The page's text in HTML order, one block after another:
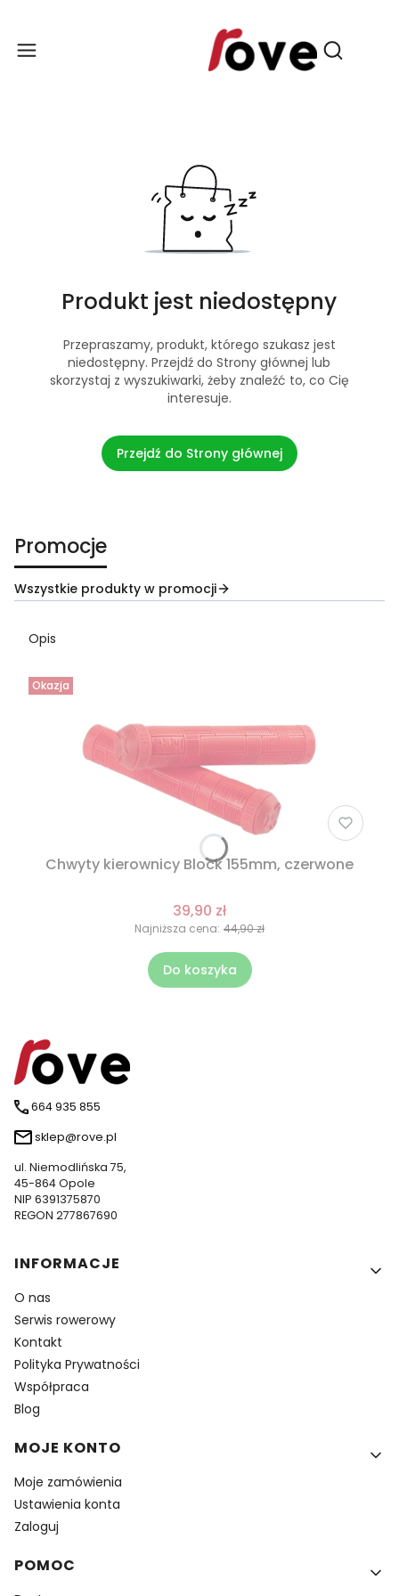
Otwórz
Produkt jest niedostępny
Przepraszamy, produkt, którego szukasz jest
niedostępny. Przejdź do Strony głównej lub
skorzystaj z wyszukiwarki, żeby znaleźć to, co Cię
interesuje.
Przejdź do Strony głównej
Promocje
Wszystkie produkty w promocji
Opis
Okazja
Chwyty kierownicy Block 155mm, czerwone
39,90 zł
Najniższa cena: 44,90 zł
Do koszyka
664 935 855
sklep@rove.pl
ul. Niemodlińska 75,
45-864 Opole
NIP 6391375870
REGON 277867690
Linki w stopce
INFORMACJE
O nas
Serwis rowerowy
Kontakt
Polityka Prywatności
Współpraca
Blog
MOJE KONTO
Moje zamówienia
Ustawienia konta
Zaloguj
POMOC